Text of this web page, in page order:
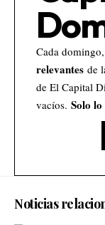
Cada
relevantes de
de El Capital
vacíos. Solo
Noticias